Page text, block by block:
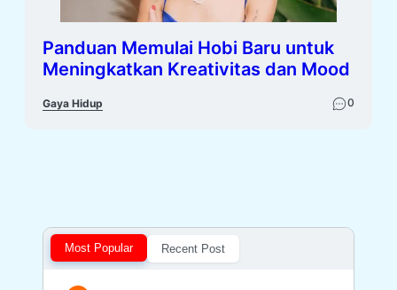
Panduan Memulai Hobi Baru untuk
Meningkatkan Kreativitas dan Mood
Gaya Hidup 0
Most Popular Recent Post